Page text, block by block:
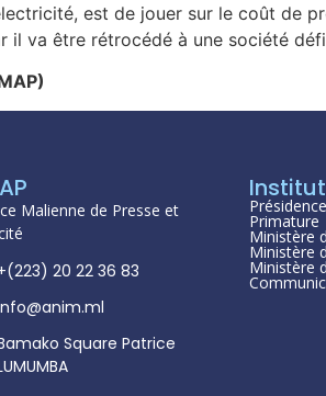
est de jouer sur le coût de
il va être rétrocédé à une société
Malienne de Presse et
20 22 36 83
Square Patrice
Présidence
Primature
Ministère
Ministère
Ministère